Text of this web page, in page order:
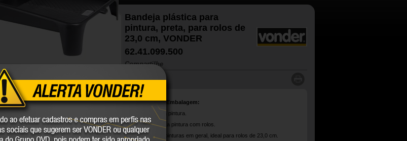
Bandeja plástica para
pintura, preta, para rolos de
23,0 cm, VONDER
62.41.099.500
Compartilhe
Conteúdo da Embalagem:
1 Bandeja para pintura.
Prática, facilita a pintura com rolos.
Indicada para pinturas em geral, ideal para rolos de 23,0 cm.